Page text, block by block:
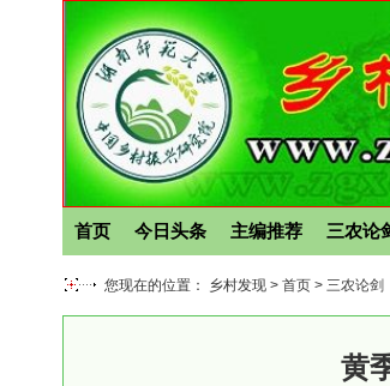
首页 今日头条 主编推荐 三农论
您现在的位置： 乡村发现 > 首页 > 三农论剑
黄